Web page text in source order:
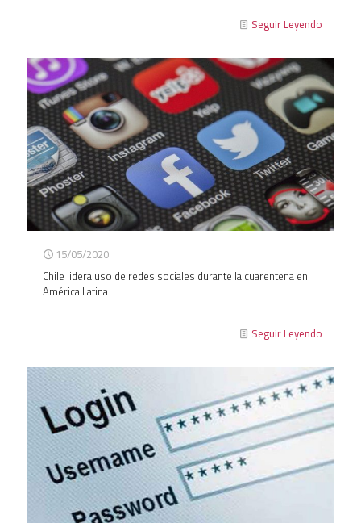
Seguir Leyendo
15/05/2020
Chile lidera uso de redes sociales durante la cuarentena en
América Latina
Seguir Leyendo